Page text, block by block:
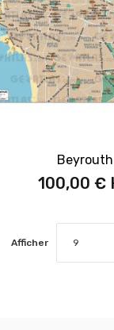
Beyrouth
100,00 €
Afficher 9